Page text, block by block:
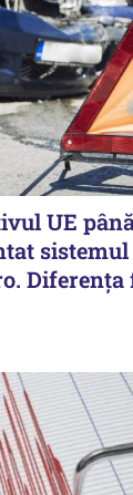
UE
sistemul
Diferenţa